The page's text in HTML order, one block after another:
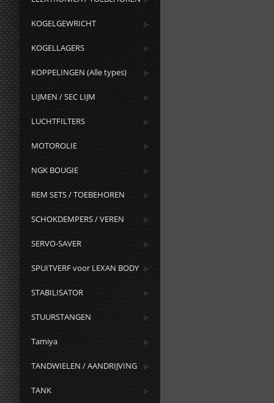
KOGELGEWRICHT
KOGELLAGERS
KOPPELINGEN (Alle types)
LIJMEN / SEC LIJM
LUCHTFILTERS
MOTOROLIE
NGK BOUGIE
REM SETS / TOEBEHOREN
SCHOKDEMPERS / VEREN
SERVO-SAVER
SPUITVERF voor LEXAN BODY
STABILISATOR
STUURSTANGEN
Tamiya
TANDWIELEN / AANDRIJVING
TANK